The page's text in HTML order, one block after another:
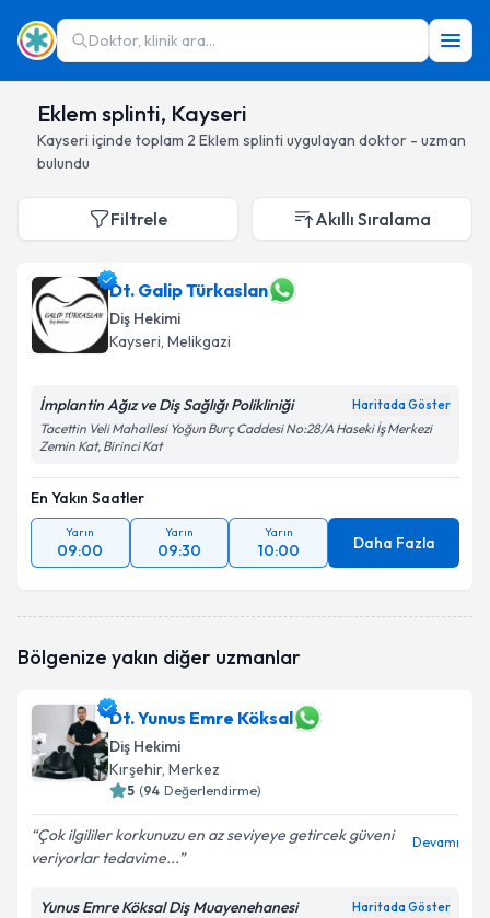
Doktor, klinik ara...
Eklem splinti, Kayseri
Kayseri içinde toplam 2 Eklem splinti uygulayan doktor - uzman
bulundu
Filtrele Akıllı Sıralama
Dt. Galip Türkaslan
Diş Hekimi
Kayseri, Melikgazi
İmplantin Ağız ve Diş Sağlığı Polikliniği Haritada Göster
Tacettin Veli Mahallesi Yoğun Burç Caddesi No:28/A Haseki İş Merkezi
Zemin Kat, Birinci Kat
En Yakın Saatler
Yarın
09:00
Yarın
09:30
Yarın
10:00 Daha Fazla
Bölgenize yakın diğer uzmanlar
Dt. Yunus Emre Köksal
Diş Hekimi
Kırşehir, Merkez
5 (94 Değerlendirme)
Çok ilgililer korkunuzu en az seviyeye getircek güveni
veriyorlar tedavime...
Devamı
Yunus Emre Köksal Diş Muayenehanesi Haritada Göster